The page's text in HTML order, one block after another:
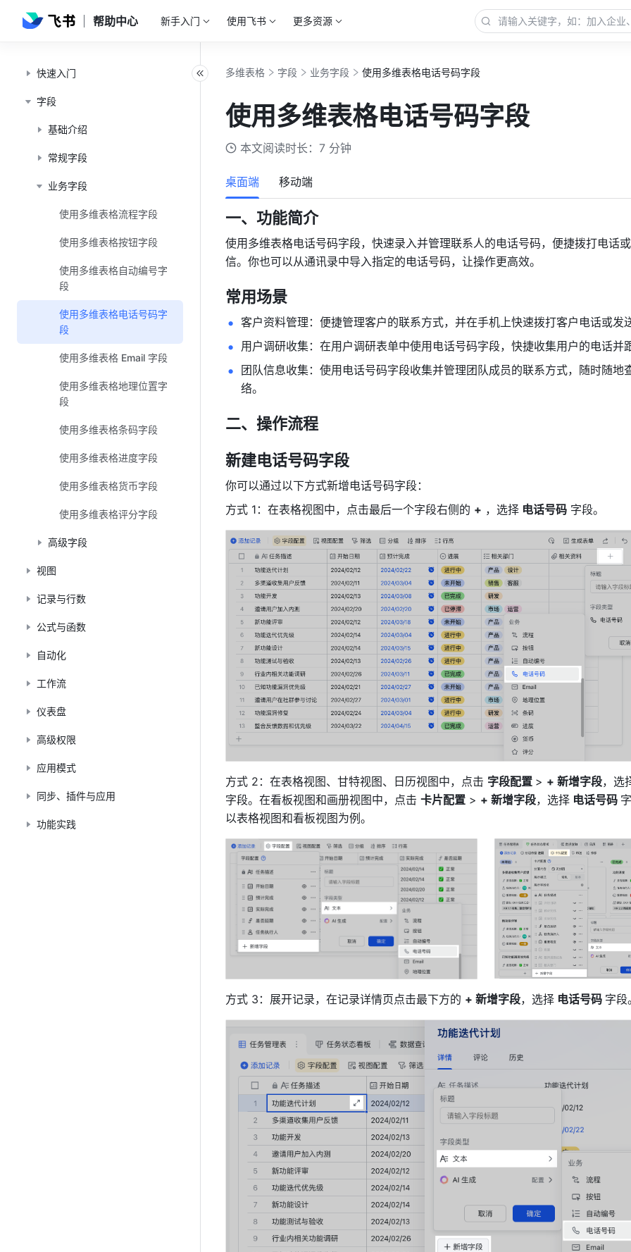
帮助中心 新手入门 使用飞书 更多资源
快速入门
字段
基础介绍
常规字段
业务字段
使用多维表格流程字段
使用多维表格按钮字段
使用多维表格自动编号字
段
使用多维表格电话号码字
段
使用多维表格 Email 字段
使用多维表格地理位置字
段
使用多维表格条码字段
使用多维表格进度字段
使用多维表格货币字段
使用多维表格评分字段
高级字段
视图
记录与行数
公式与函数
自动化
工作流
仪表盘
高级权限
应用模式
同步、插件与应用
功能实践
多维表格 字段 业务字段 使用多维表格电话号码字段
使用多维表格电话号码字段
本文阅读时长：7 分钟
桌面端 移动端
一、功能简介
使用多维表格电话号码字段，快速录入并管理联系人的电话号码，便捷拨打电话
信。你也可以从通讯录中导入指定的电话号码，让操作更高效。
常用场景
客户资料管理：便捷管理客户的联系方式，并在手机上快速拨打客户电话或发
用户调研收集：在用户调研表单中使用电话号码字段，快捷收集用户的电话并
团队信息收集：使用电话号码字段收集并管理团队成员的联系方式，随时随地
络。
二、操作流程
新建电话号码字段
你可以通过以下方式新增电话号码字段：
方式 1：在表格视图中，点击最后一个字段右侧的 + ，选择 电话号码 字段。
方式 2：在表格视图、甘特视图、日历视图中，点击 字段配置 > + 新增字段，选
字段。在看板视图和画册视图中，点击 卡片配置 > + 新增字段，选择 电话号码
以表格视图和看板视图为例。
方式 3：展开记录，在记录详情页点击最下方的 + 新增字段，选择 电话号码 字段